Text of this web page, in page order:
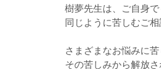
樹夢先生は、ご自身
同じように苦しむご
さまざまなお悩みに苦
その苦しみから解放